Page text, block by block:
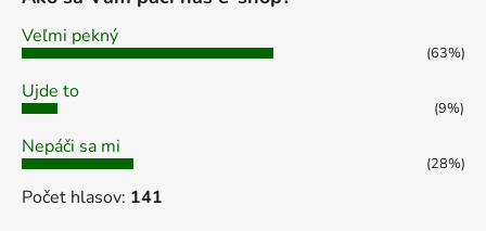
Veľmi pekný
(63%)
Ujde to
(9%)
Nepáči sa mi
(28%)
Počet hlasov: 141